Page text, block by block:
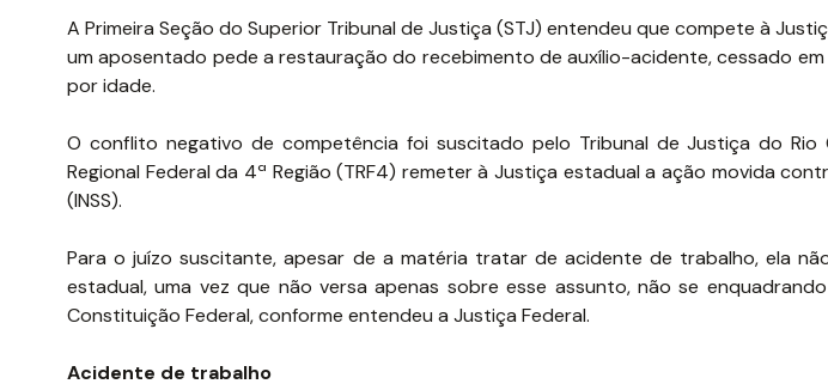
A Primeira Seção do Superior Tribunal de Justiça (STJ) entendeu que compete à
um aposentado pede a restauração do recebimento de auxílio-acidente, cessado
por idade.
O conflito negativo de competência foi suscitado pelo Tribunal de Justiça do Rio
Regional Federal da 4ª Região (TRF4) remeter à Justiça estadual a ação movida
(INSS).
Para o juízo suscitante, apesar de a matéria tratar de acidente de trabalho, ela
estadual, uma vez que não versa apenas sobre esse assunto, não se
Constituição Federal, conforme entendeu a Justiça Federal.
Acidente de trabalho